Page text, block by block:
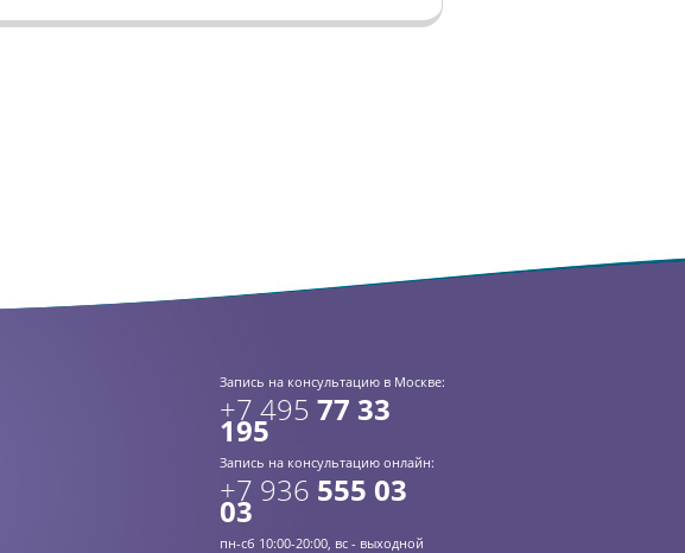
Запись на консультацию в Москве:
+7 495 77 33
195
Запись на консультацию онлайн:
+7 936 555 03
03
пн-сб 10:00-20:00, вс - выходной